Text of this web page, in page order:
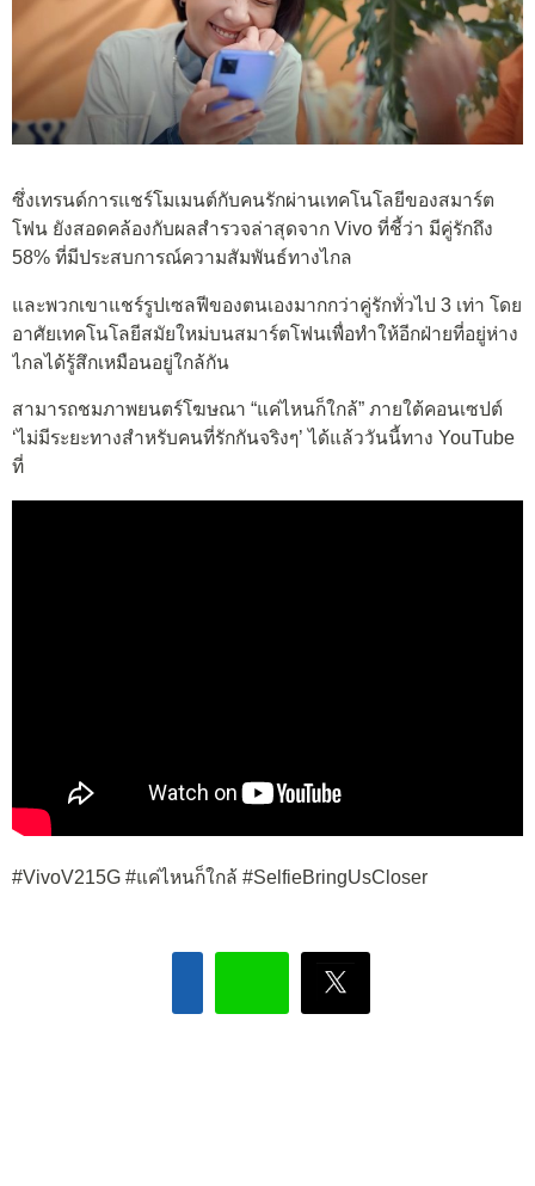
ซึ่งเทรนด์การแชร์โมเมนต์กับคนรักผ่านเทคโนโลยีของสมาร์ต
โฟน ยังสอดคล้องกับผลสำรวจล่าสุดจาก Vivo ที่ชี้ว่า มีคู่รักถึง
58% ที่มีประสบการณ์ความสัมพันธ์ทางไกล
และพวกเขาแชร์รูปเซลฟีของตนเองมากกว่าคู่รักทั่วไป 3 เท่า โดย
อาศัยเทคโนโลยีสมัยใหม่บนสมาร์ตโฟนเพื่อทำให้อีกฝ่ายที่อยู่ห่าง
ไกลได้รู้สึกเหมือนอยู่ใกล้กัน
สามารถชมภาพยนตร์โฆษณา “แค่ไหนก็ใกล้” ภายใต้คอนเซปต์
‘ไม่มีระยะทางสำหรับคนที่รักกันจริงๆ’ ได้แล้ววันนี้ทาง YouTube
ที่
#VivoV215G #แค่ไหนก็ใกล้ #SelfieBringUsCloser